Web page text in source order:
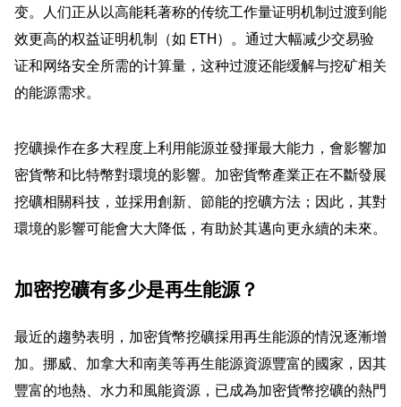
变。人们正从以高能耗著称的传统工作量证明机制过渡到能
效更高的权益证明机制（如 ETH）。通过大幅减少交易验
证和网络安全所需的计算量，这种过渡还能缓解与挖矿相关
的能源需求。
挖礦操作在多大程度上利用能源並發揮最大能力，會影響加
密貨幣和比特幣對環境的影響。加密貨幣產業正在不斷發展
挖礦相關科技，並採用創新、節能的挖礦方法；因此，其對
環境的影響可能會大大降低，有助於其邁向更永續的未來。
加密挖礦有多少是再生能源？
最近的趨勢表明，加密貨幣挖礦採用再生能源的情況逐漸增
加。挪威、加拿大和南美等再生能源資源豐富的國家，因其
豐富的地熱、水力和風能資源，已成為加密貨幣挖礦的熱門